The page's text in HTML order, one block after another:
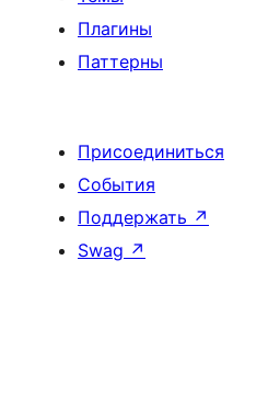
Плагины
Паттерны
Присоединиться
События
Поддержать ↗
Swag ↗